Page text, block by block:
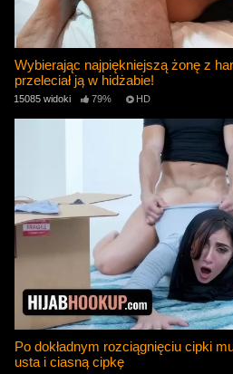
Wybierając najpiękniejszą żonę z
przeleciał ją w hidżabie!
15085 widoki 79% HD
Po dokładnym rozciągnięciu cipki
usta i ciasną cipkę